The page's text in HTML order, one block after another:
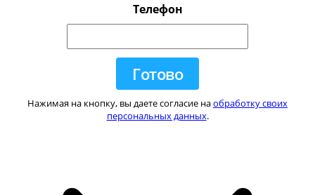
Телефон
Нажимая на кнопку, вы даете согласие наобработку своих
персональных данных.